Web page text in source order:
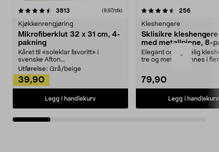
-
3813 anmeldelser(9,97/stk)
Kjøkkenrengjøring
Mikrofiberklut 32 x 31 cm, 4-
pakning
Kåret til «soleklar favoritt» i
svenske Afton...
Utførelse: Grå/beige
39,90
Legg i handlekurv
4.5av 5 stjerner 256
Kleshengere
Sklisikre
med metallpinne, 8-
Elegant og skikkelig
tre og metall – finnes i
79,90
Legg i handlekurv
4.5av 5 stjerner